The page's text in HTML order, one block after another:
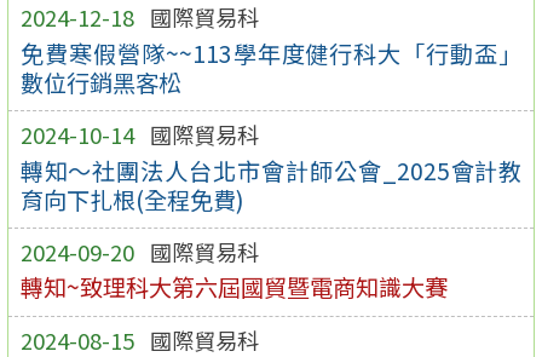
2024-12-18 國際貿易科
免費寒假營隊~~113學年度健行科大「行動盃」
數位行銷黑客松
2024-10-14 國際貿易科
轉知～社團法人台北市會計師公會_2025會計教
育向下扎根(全程免費)
2024-09-20 國際貿易科
轉知~致理科大第六屆國貿暨電商知識大賽
2024-08-15 國際貿易科